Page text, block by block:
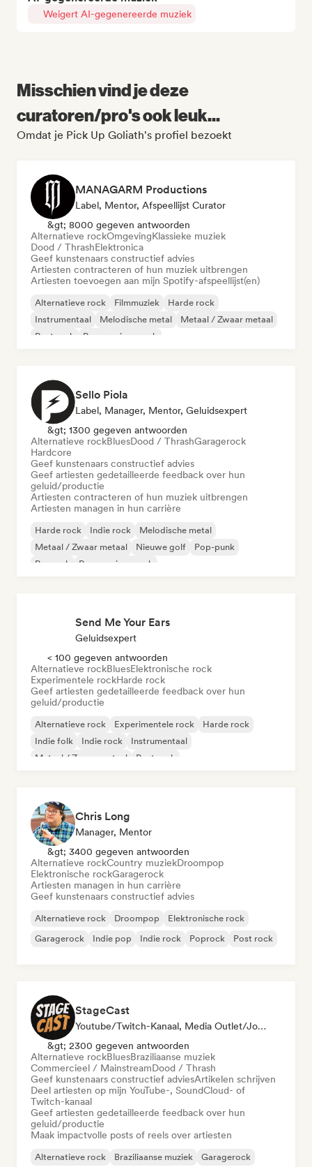
Weigert AI-gegenereerde muziek
Misschien vind je deze
curatoren/pro's ook leuk...
Omdat je Pick Up Goliath's profiel bezoekt
MANAGARM Productions
Label, Mentor, Afspeellijst Curator
&gt; 8000 gegeven antwoorden
Alternatieve rockOmgevingKlassieke muziek
Dood / ThrashElektronica
Geef kunstenaars constructief advies
Artiesten contracteren of hun muziek uitbrengen
Artiesten toevoegen aan mijn Spotify-afspeellijst(en)
Alternatieve rock Filmmuziek
Harde rock
Instrumentaal
Melodische metal
Metaal / Zwaar metaal
Post rock
Progressieve rock
Sello Piola
Label, Manager, Mentor, Geluidsexpert
&gt; 1300 gegeven antwoorden
Alternatieve rockBluesDood / ThrashGaragerock
Hardcore
Geef kunstenaars constructief advies
Geef artiesten gedetailleerde feedback over hun
geluid/productie
Artiesten contracteren of hun muziek uitbrengen
Artiesten managen in hun carrière
Harde rock Indie rock
Melodische metal
Metaal / Zwaar metaal
Nieuwe golf
Pop-punk
Poprock
Progressieve rock
Send Me Your Ears
Geluidsexpert
< 100 gegeven antwoorden
Alternatieve rockBluesElektronische rock
Experimentele rockHarde rock
Geef artiesten gedetailleerde feedback over hun
geluid/productie
Alternatieve rock Experimentele rock
Harde rock
Indie folk
Indie rock
Instrumentaal
Metaal / Zwaar metaal
Post rock
Chris Long
Manager, Mentor
&gt; 3400 gegeven antwoorden
Alternatieve rockCountry muziekDroompop
Elektronische rockGaragerock
Artiesten managen in hun carrière
Geef kunstenaars constructief advies
Alternatieve rock Droompop
Elektronische rock
Garagerock
Indie pop Indie rock Poprock Post rock
StageCast
Youtube/Twitch-Kanaal, Media Outlet/Journalist, Mentor, Sociale Media Beïnvloeder, Geluidsexpert
&gt; 2300 gegeven antwoorden
Alternatieve rockBluesBraziliaanse muziek
Commercieel / MainstreamDood / Thrash
Geef kunstenaars constructief adviesArtikelen schrijven
Deel artiesten op mijn YouTube-, SoundCloud- of
Twitch-kanaal
Geef artiesten gedetailleerde feedback over hun
geluid/productie
Maak impactvolle posts of reels over artiesten
Alternatieve rock Braziliaanse muziek
Garagerock